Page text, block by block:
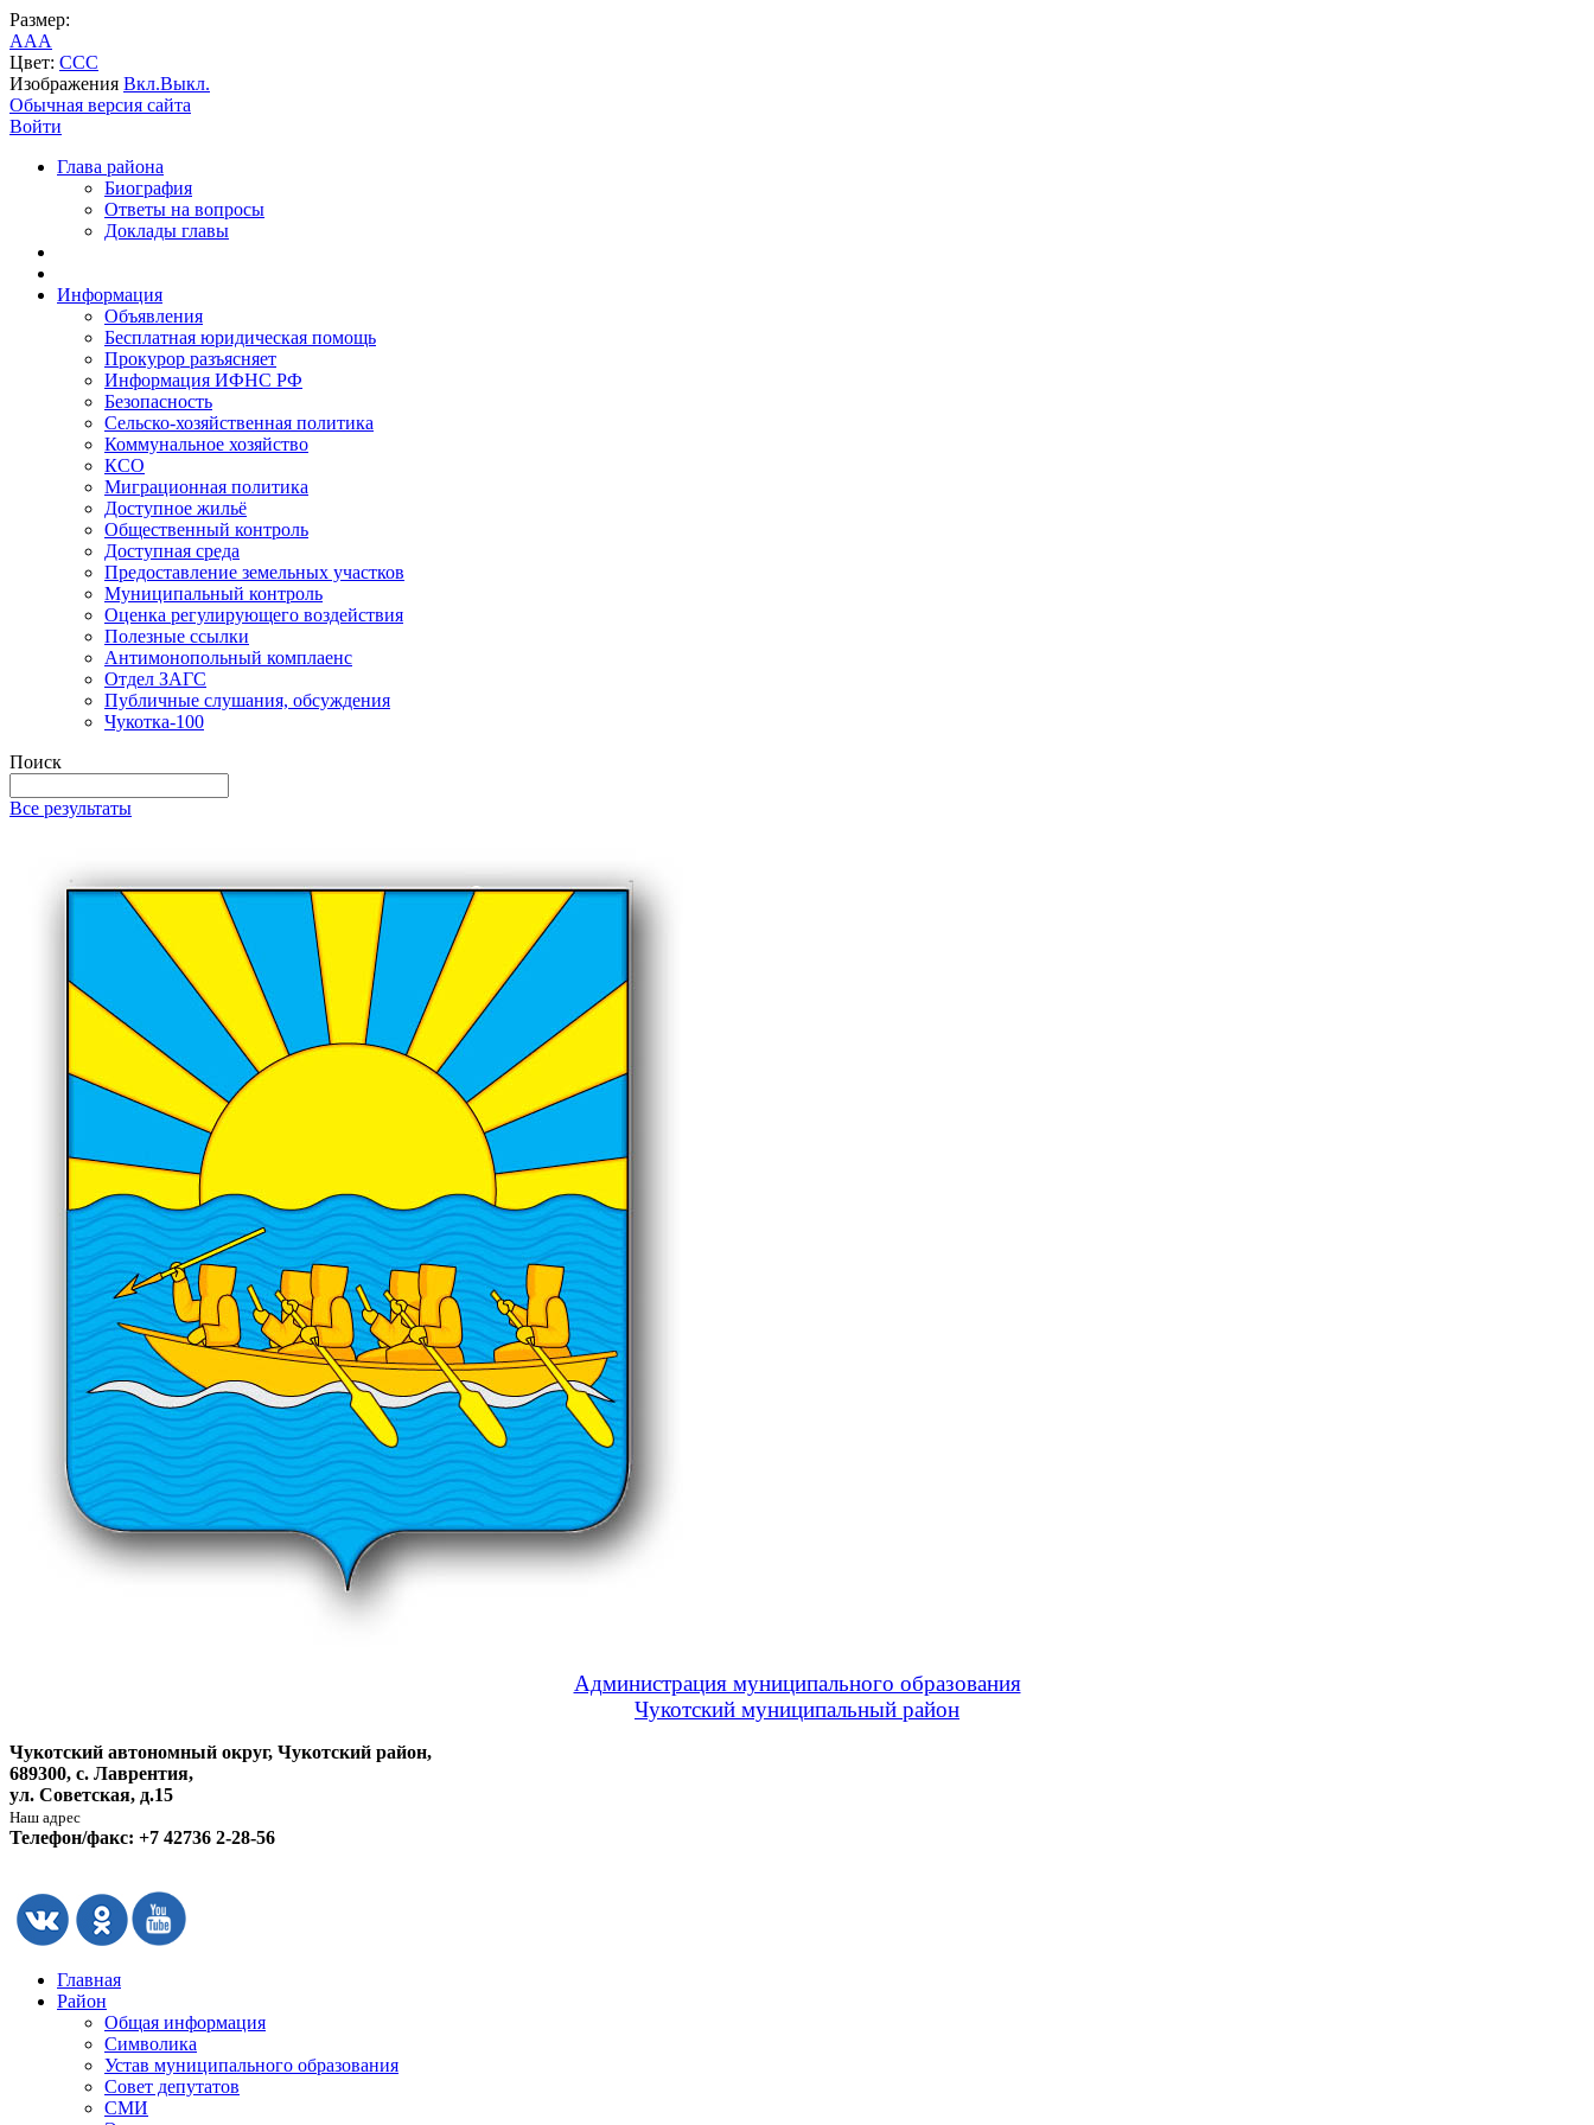
Размер:
AAA
Цвет: CCC
Изображения Вкл.Выкл.
Обычная версия сайта
Войти
Глава района
Биография
Ответы на вопросы
Доклады главы
Информация
Объявления
Бесплатная юридическая помощь
Прокурор разъясняет
Информация ИФНС РФ
Безопасность
Сельско-хозяйственная политика
Коммунальное хозяйство
КСО
Миграционная политика
Доступное жильё
Общественный контроль
Доступная среда
Предоставление земельных участков
Муниципальный контроль
Оценка регулирующего воздействия
Полезные ссылки
Антимонопольный комплаенс
Отдел ЗАГС
Публичные слушания, обсуждения
Чукотка-100
Поиск
Все результаты
Администрация муниципального образования
Чукотский муниципальный район
Чукотский автономный округ, Чукотский район,
689300, с. Лаврентия,
ул. Советская, д.15
Наш адрес
Телефон/факс: +7 42736 2-28-56
Главная
Район
Общая информация
Символика
Устав муниципального образования
Совет депутатов
СМИ